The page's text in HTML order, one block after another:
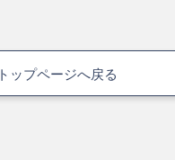
トップページへ戻る